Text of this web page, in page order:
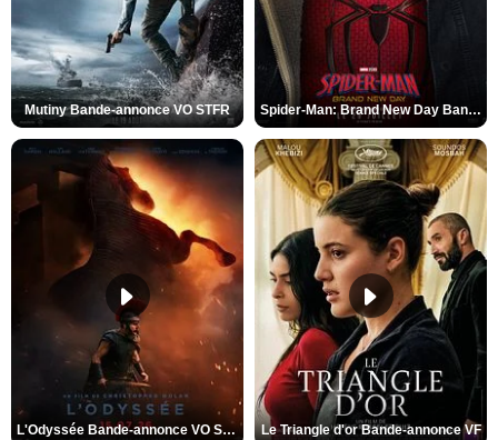
Mutiny Bande-annonce VO STFR Spider-Man: Brand New Day Bande-annonce VO STFR
L'Odyssée Bande-annonce VO STFR Le Triangle d'or Bande-annonce VF